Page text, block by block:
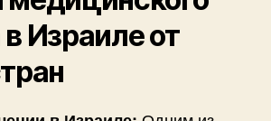
Израиле от